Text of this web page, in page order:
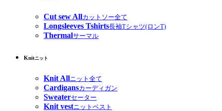
Cut sew Allカットソー全て
Longsleeves Tshirts長袖Tシャツ(ロンT)
Thermalサーマル
Knitニット
Knit Allニット全て
Cardigansカーディガン
Sweaterセーター
Knit vestニットベスト